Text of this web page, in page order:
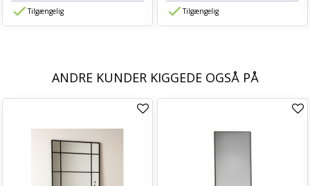
Tilgængelig Tilgængelig
ANDRE KUNDER KIGGEDE OGSÅ PÅ